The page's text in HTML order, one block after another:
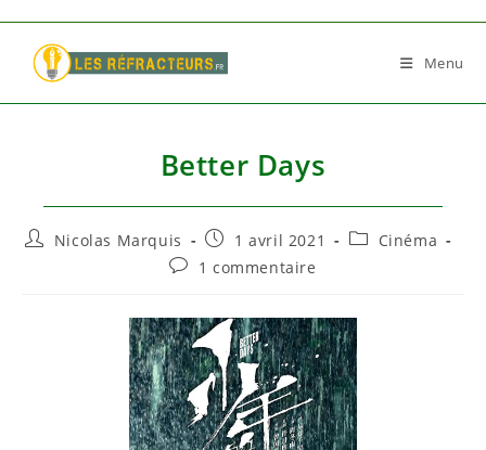
content
Menu
Better Days
Auteur/autrice
Nicolas Marquis
Publication
1 avril 2021
PostCinéma
Commentaires
publication :
1 commentaire